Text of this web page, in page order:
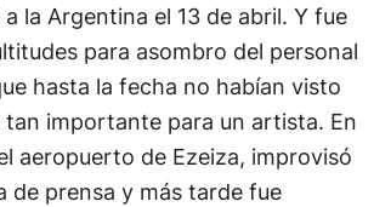
la Argentina el 13 de abril. Y fue
para asombro del personal
hasta la fecha no habían visto
importante para un artista. En
aeropuerto de Ezeiza, improvisó
de prensa y más tarde fue